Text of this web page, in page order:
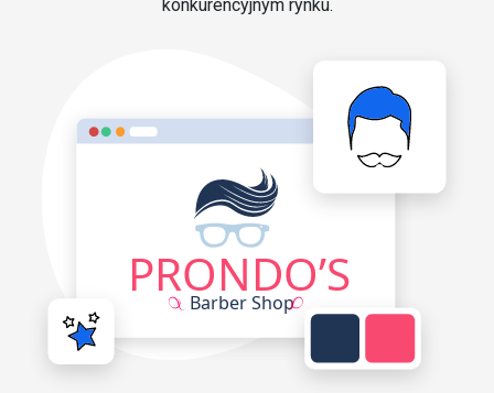
konkurencyjnym rynku.